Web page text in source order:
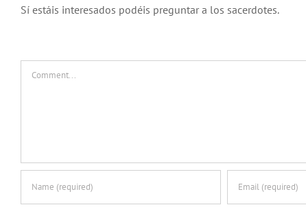
Sí estáis interesados podéis preguntar a los sacerdotes.